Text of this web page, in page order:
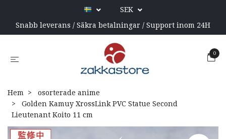
SEK
Snabb leverans / Säkra betalningar / Support inom 24H
0
Hem
osorterade anime
Golden Kamuy XrossLink PVC Statue Second
Lieutenant Koito 11 cm